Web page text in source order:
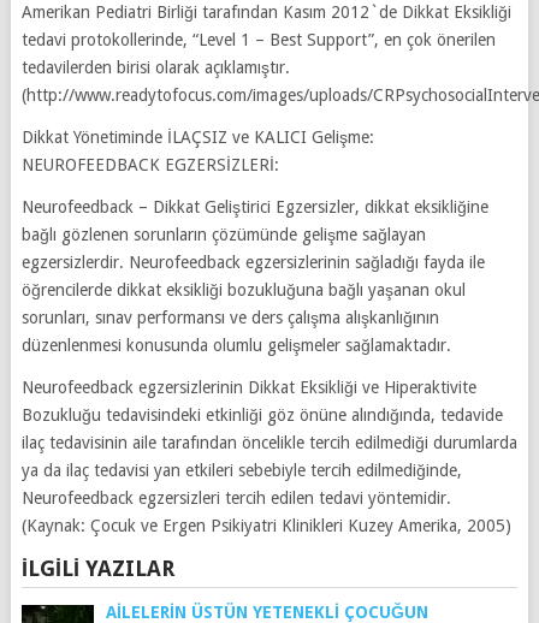
Amerikan Pediatri Birliği tarafından Kasım 2012`de Dikkat Eksikliği
tedavi protokollerinde, “Level 1 – Best Support”, en çok önerilen
tedavilerden birisi olarak açıklamıştır.
(http://www.readytofocus.com/images/uploads/
Dikkat Yönetiminde İLAÇSIZ ve KALICI Gelişme:
NEUROFEEDBACK EGZERSİZLERİ:
Neurofeedback – Dikkat Geliştirici Egzersizler, dikkat eksikliğine
bağlı gözlenen sorunların çözümünde gelişme sağlayan
egzersizlerdir. Neurofeedback egzersizlerinin sağladığı fayda ile
öğrencilerde dikkat eksikliği bozukluğuna bağlı yaşanan okul
sorunları, sınav performansı ve ders çalışma alışkanlığının
düzenlenmesi konusunda olumlu gelişmeler sağlamaktadır.
Neurofeedback egzersizlerinin Dikkat Eksikliği ve Hiperaktivite
Bozukluğu tedavisindeki etkinliği göz önüne alındığında, tedavide
ilaç tedavisinin aile tarafından öncelikle tercih edilmediği durumlarda
ya da ilaç tedavisi yan etkileri sebebiyle tercih edilmediğinde,
Neurofeedback egzersizleri tercih edilen tedavi yöntemidir.
(Kaynak: Çocuk ve Ergen Psikiyatri Klinikleri Kuzey Amerika, 2005)
İLGILI YAZILAR
AILELERIN ÜSTÜN YETENEKLI ÇOCUĞUN